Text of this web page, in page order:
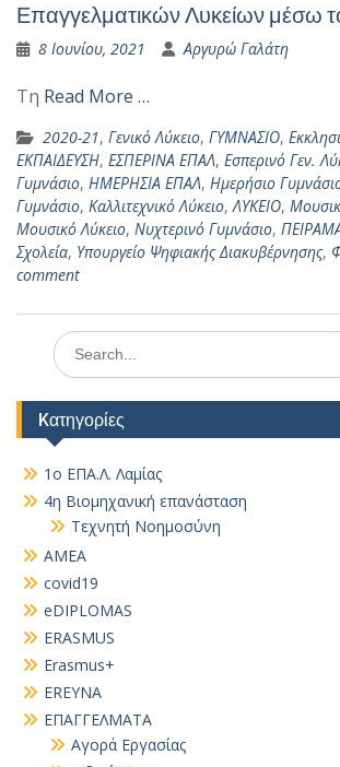
Επαγγελματικών Λυκείων μέσω
8 Ιουνίου, 2021 Αργυρώ Γαλάτη
Τη Read More …
2020-21, Γενικό Λύκειο, ΓΥΜΝΑΣΙΟ,
ΕΚΠΑΙΔΕΥΣΗ, ΕΣΠΕΡΙΝΑ ΕΠΑΛ, Εσπερινό Γεν.
Γυμνάσιο, ΗΜΕΡΗΣΙΑ ΕΠΑΛ, Ημερήσιο
Γυμνάσιο, Καλλιτεχνικό Λύκειο,ΛΥΚΕΙΟ,
Μουσικό Λύκειο, Νυχτερινό Γυμνάσιο,
Σχολεία, Υπουργείο Ψηφιακής Διακυβέρνησης,
comment
Search
for:
Kατηγορίες
1ο ΕΠΑ.Λ. Λαμίας
4η Βιομηχανική επανάσταση
Τεχνητή Νοημοσύνη
AMEA
covid19
eDIPLOMAS
ERASMUS
Erasmus+
EREYNA
EΠΑΓΓΕΛΜΑΤΑ
Αγορά Εργασίας